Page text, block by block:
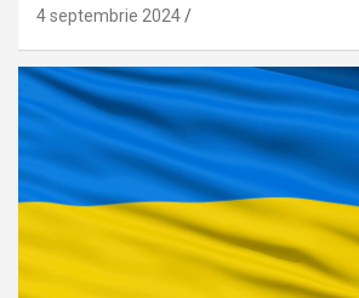
4 septembrie 2024